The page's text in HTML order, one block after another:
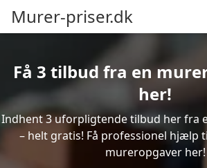
Murer-priser.dk
Få 3 tilbud fra en
her!
Indhent 3 uforpligtende tilbud her fra
– helt gratis! Få professionel hjælp
mureropgaver her!